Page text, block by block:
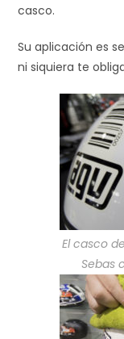
casco.
Su aplicación es
ni siquiera te
El casco
Sebas